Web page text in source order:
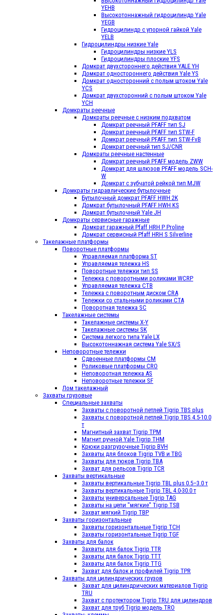
YEHB
Высокотоннажный гидроцилиндр Yale
YEGB
Гидроцилиндр с упорной гайкой Yale
YELB
Гидроцилиндры низкие Yale
Гидроцилиндры низкие YLS
Гидроцилиндры плоские YFS
Домкрат двухстороннего действия YALE YH
Домкрат одностороннего действия Yale YS
Домкрат односторонний с полым штоком Yale
YCS
Домкрат двухсторонний с полым штоком Yale
YCH
Домкраты реечные
Домкраты реечные с низким подхватом
Домкрат реечный PFAFF тип SJ
Домкрат реечный PFAFF тип STW-F
Домкрат реечный PFAFF тип STW-FvB
Домкрат реечный тип SJ/CNR
Домкраты реечные настенные
Домкрат реечный PFAFF модель ZWW
Домкрат для шлюзов PFAFF модель SCH-
W
Домкрат с зубчатой рейкой тип MJW
Домкраты гидравлические бутылочные
Бутылочный домкрат PFAFF HWH 2K
Домкрат бутылочный PFAFF HWH KS
Домкрат бутылочный Yale JH
Домкраты сервисные гаражные
Домкрат гаражный Pfaff HRH P Proline
Домкрат сервисный Pfaff HRH S Silverline
Такелажные платформы
Поворотные платформы
Управляемая платформа ST
Управляемая тележка HS
Поворотные тележки тип SS
Тележка с поворотными роликами WCRP
Управляемая тележка CТВ
Тележка с поворотным диском CRA
Тележки со стальными роликами СТА
Поворотная тележка SC
Такелажные системы
Такелажные системы X-Y
Такелажные системы SK
Система легкого типа Yale LX
Высокотоннажная система Yale SX/S
Неповоротные тележки
Сдвоенные платформы CM
Роликовые платформы CRO
Неповоротная тележка AS
Неповоротные тележки SF
Лом такелажный
Захваты грузовые
Специальные захваты
Захваты с поворотной петлей Tigrip TBS plus
Захваты с поворотной петлей Tigrip TBS 4.5-10.0
т
Магнитный захват Tigrip TPM
Магнит ручной Yale Tigrip THM
Крюки разгрузочные Tigrip BVH
Захваты для блоков Tigrip TVB и TBG
Захваты для тюков Tigrip TBA
Захват для рельсов Tigrip TCR
Захваты вертикальные
Захваты вертикальные Tigrip TBL plus 0.5–3.0 т
Захваты вертикальные Tigrip TBL 4.0-30.0 т
Захваты универсальные Tigrip TAG
Захваты на цепи "мягкие" Tigrip TSB
Захват мягкий Tigrip TBP
Захваты горизонтальные
Захваты горизонтальные Tigrip TСН
Захваты горизонтальные Tigrip TGF
Захваты для балок
Захваты для балок Tigrip TTR
Захваты для балок Tigrip TTT
Захваты для балок Tigrip TTG
Захват для балок и профилей Tigrip TPR
Захваты для цилиндрических грузов
Захват для цилиндрических материалов Tigrip
TRU
Захват c протектором Tigrip TRU для цилиндров
Захват для труб Tigrip модель TRО